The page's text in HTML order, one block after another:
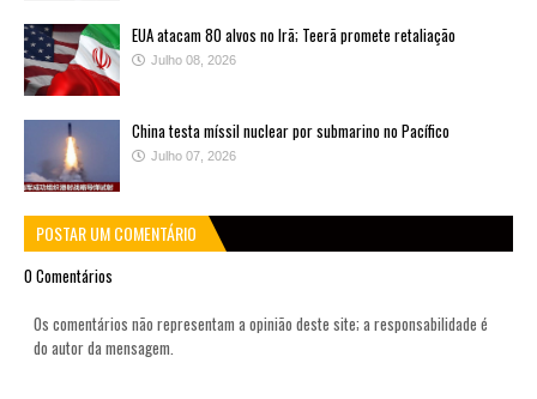
EUA atacam 80 alvos no Irã; Teerã promete retaliação
Julho 08, 2026
China testa míssil nuclear por submarino no Pacífico
Julho 07, 2026
POSTAR UM COMENTÁRIO
0 Comentários
Os comentários não representam a opinião deste site; a responsabilidade é
do autor da mensagem.